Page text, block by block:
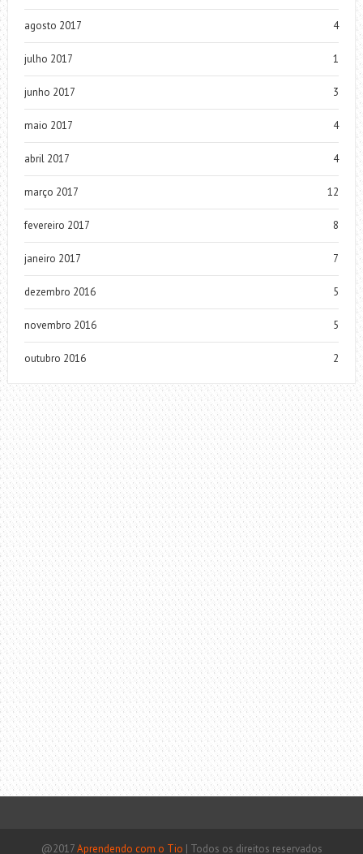
agosto 2017 4
julho 2017 1
junho 2017 3
maio 2017 4
abril 2017 4
março 2017 12
fevereiro 2017 8
janeiro 2017 7
dezembro 2016 5
novembro 2016 5
outubro 2016 2
@2017Aprendendo com o Tio | Todos os direitos reservados